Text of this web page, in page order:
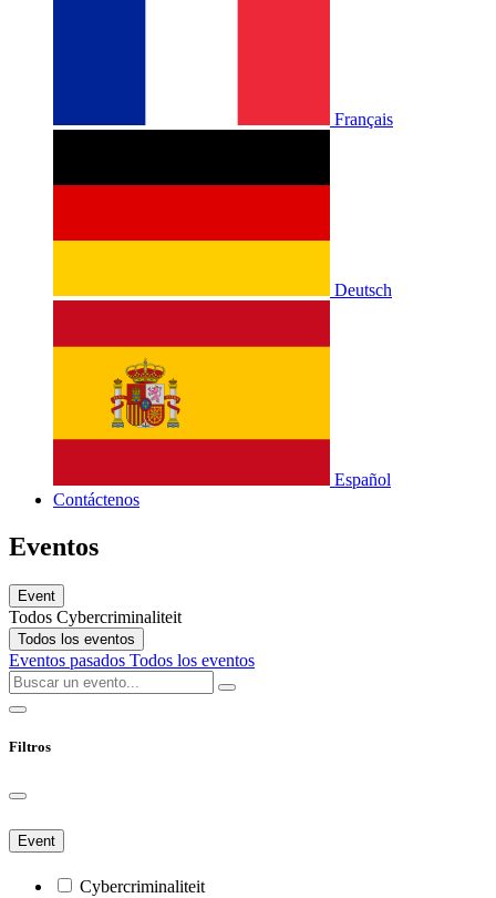
Français
Deutsch
Español
Contáctenos
Eventos
Event
Todos Cybercriminaliteit
Todos los eventos
Eventos pasados Todos los eventos
Filtros
Event
Cybercriminaliteit